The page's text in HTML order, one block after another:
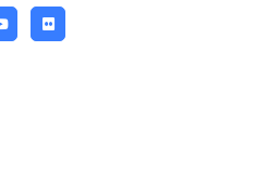
YouTube
Flickr